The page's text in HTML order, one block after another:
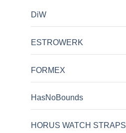
DiW
ESTROWERK
FORMEX
HasNoBounds
HORUS WATCH STRAPS